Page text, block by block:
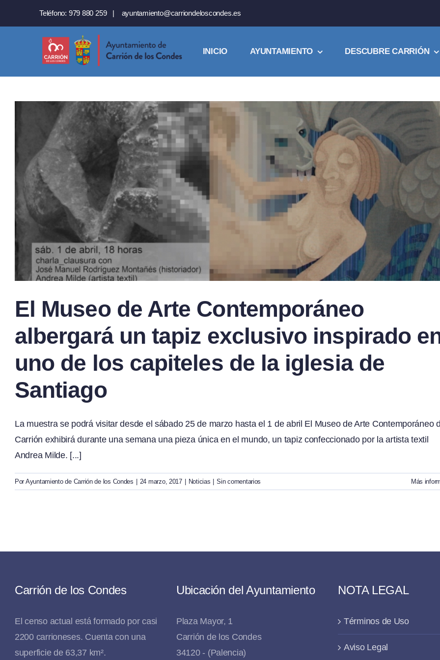
Teléfono: 979 880 259 | ayuntamiento@carriondeloscondes.es
INICIO AYUNTAMIENTO DESCUBRE CARRIÓN
El Museo de Arte Contemporáneo
albergará un tapiz exclusivo inspirado
uno de los capiteles de la iglesia de
Santiago
La muestra se podrá visitar desde el sábado 25 de marzo hasta el 1 de abril El Museo de Arte Contemporáneo
Carrión exhibirá durante una semana una pieza única en el mundo, un tapiz confeccionado por la artista textil
Andrea Milde. [...]
Por Ayuntamiento de Carrión de los Condes 24 marzo, 2017 Noticias Sin comentarios Más
Carrión de los Condes
El censo actual está formado por casi
2200 carrioneses. Cuenta con una
superficie de 63,37 km².
Ubicación del Ayuntamiento
Plaza Mayor, 1
Carrión de los Condes
34120 - (Palencia)
NOTA LEGAL
Términos de Uso
Aviso Legal